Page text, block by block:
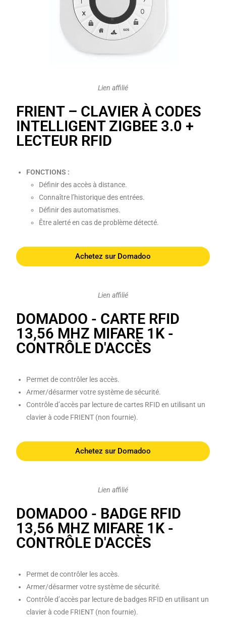
Lien affilié
FRIENT – CLAVIER À CODES
INTELLIGENT ZIGBEE 3.0 +
LECTEUR RFID
FONCTIONS :
Définir des accès à distance.
Connaître l’historique des entrées.
Définir des automatismes.
Être alerté en cas de problème détecté.
Achetez sur Domadoo
Lien affilié
DOMADOO - CARTE RFID
13,56 MHZ MIFARE 1K -
CONTRÔLE D'ACCÈS
Permet de contrôler les accès.
Armer/désarmer votre système de sécurité.
Contrôle d’accès par lecture de cartes RFID en utilisant un
clavier à code FRIENT (non fournie).
Achetez sur Domadoo
Lien affilié
DOMADOO - BADGE RFID
13,56 MHZ MIFARE 1K -
CONTRÔLE D'ACCÈS
Permet de contrôler les accès.
Armer/désarmer votre système de sécurité.
Contrôle d’accès par lecture de badges RFID en utilisant un
clavier à code FRIENT (non fournie).